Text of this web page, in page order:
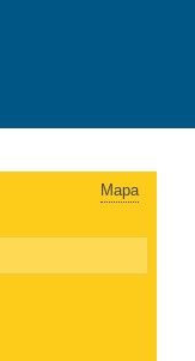
Mapa